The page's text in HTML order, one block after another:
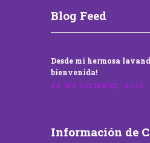
Blog Feed
Desde mi hermosa
bienvenida!
22 NOVIEMBRE, 2016
Información de